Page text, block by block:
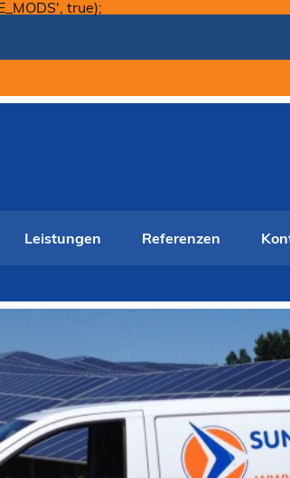
true);
Leistungen Referenzen